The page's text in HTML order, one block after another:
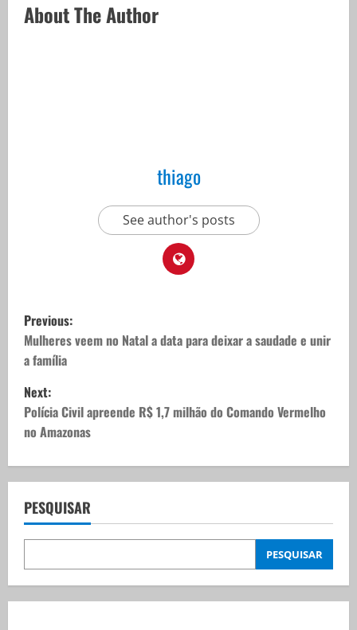
About The Author
thiago
See author's posts
P
o
s
t
n
a
v
i
g
Previous:
Mulheres veem no Natal a data para deixar a saudade e unir
a família
Next:
Polícia Civil apreende R$ 1,7 milhão do Comando Vermelho
no Amazonas
PESQUISAR
PESQUISAR